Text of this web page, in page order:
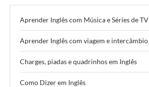
Aprender Inglês com Música e Séries de TV
Aprender Inglês com viagem e intercâmbio
Charges, piadas e quadrinhos em Inglês
Como Dizer em Inglês